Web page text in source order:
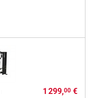
1 299,00€